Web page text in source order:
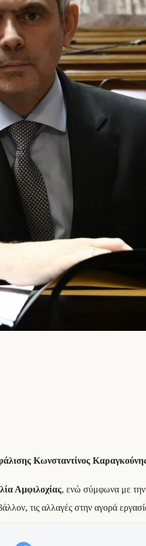
Κωνσταντίνος
Αμφιλοχίας, ενώ σύμφωνα με την
τις αλλαγές στην αγορά